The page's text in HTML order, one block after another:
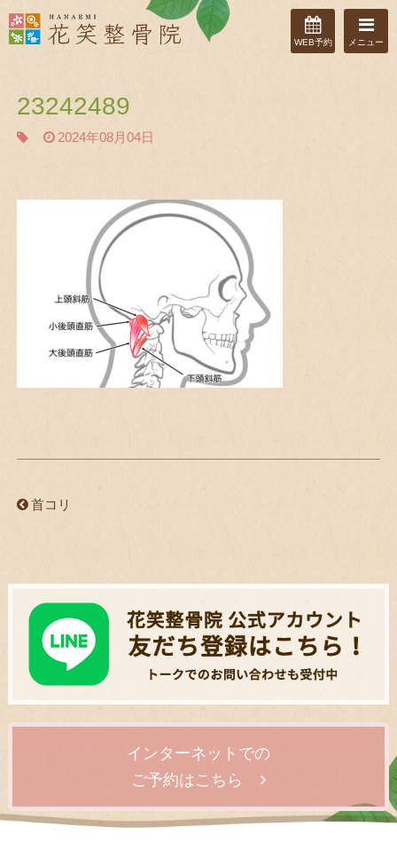
WEB予約 メニュー
23242489
2024年08月04日
首コリ
インターネットでの
ご予約はこちら